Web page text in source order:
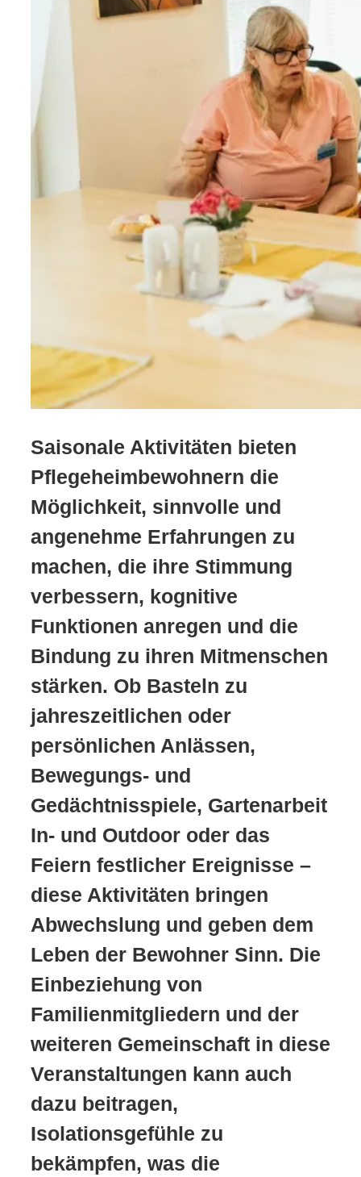
Saisonale Aktivitäten bieten
Pflegeheimbewohnern die
Möglichkeit, sinnvolle und
angenehme Erfahrungen zu
machen, die ihre Stimmung
verbessern, kognitive
Funktionen anregen und die
Bindung zu ihren Mitmenschen
stärken. Ob Basteln zu
jahreszeitlichen oder
persönlichen Anlässen,
Bewegungs- und
Gedächtnisspiele, Gartenarbeit
In- und Outdoor oder das
Feiern festlicher Ereignisse –
diese Aktivitäten bringen
Abwechslung und geben dem
Leben der Bewohner Sinn. Die
Einbeziehung von
Familienmitgliedern und der
weiteren Gemeinschaft in diese
Veranstaltungen kann auch
dazu beitragen,
Isolationsgefühle zu
bekämpfen, was die